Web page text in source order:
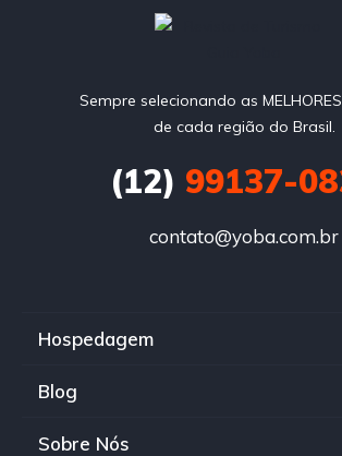
Sempre selecionando as
de cada região do Brasil.
(12) 99137-
contato@yoba.com.br
Hospedagem
Blog
Sobre Nós